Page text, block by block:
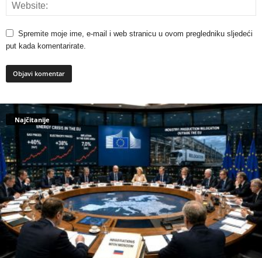
Spremite moje ime, e-mail i web stranicu u ovom pregledniku sljedeći
put kada komentarirate.
Najčitanije